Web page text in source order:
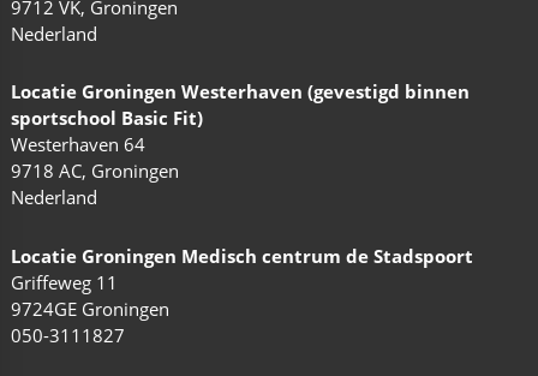
9712 VK, Groningen
Nederland
Locatie Groningen Westerhaven (gevestigd binnen
sportschool Basic Fit)
Westerhaven 64
9718 AC, Groningen
Nederland
Locatie Groningen Medisch centrum de Stadspoort
Griffeweg 11
9724GE Groningen
050-3111827